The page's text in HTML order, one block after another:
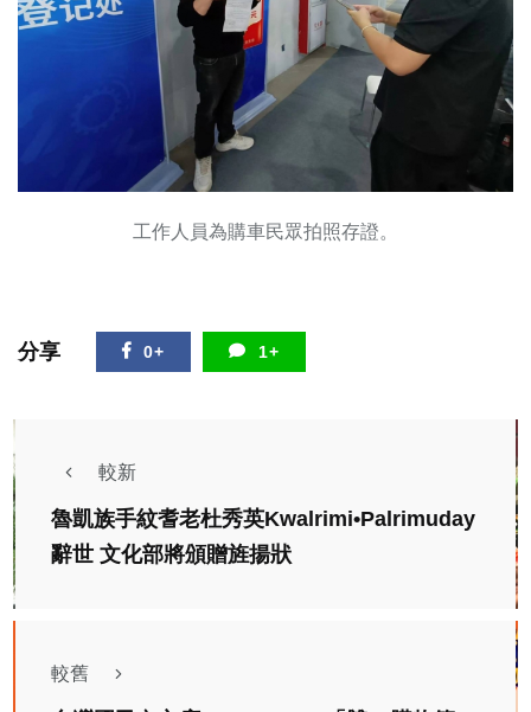
工作人員為購車民眾拍照存證。
分享 0+ 1+
較新
魯凱族手紋耆老杜秀英Kwalrimi•Palrimuday
辭世 文化部將頒贈旌揚狀
較舊